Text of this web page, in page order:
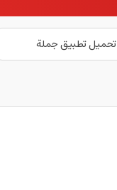
تحميل تطبيق جملة